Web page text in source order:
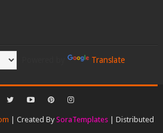
Translate
| Created By SoraTemplates| Distributed